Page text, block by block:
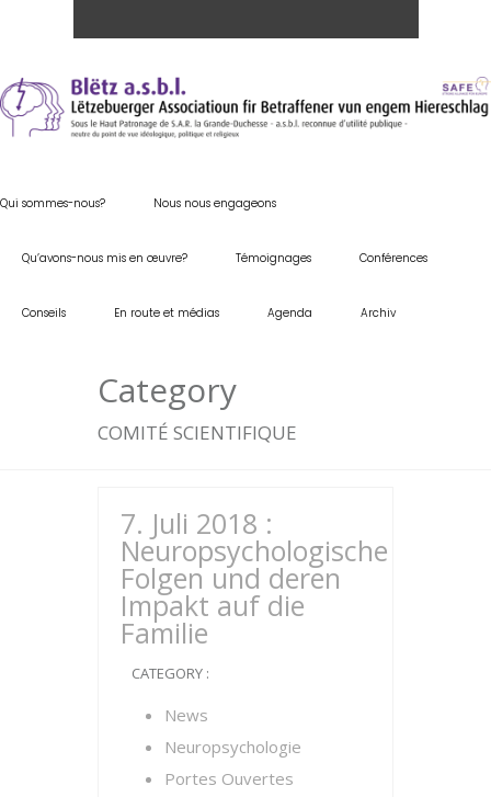
Qui sommes-nous? Nous nous engageons
Qu’avons-nous mis en œuvre? Témoignages Conférences
Conseils En route et médias Agenda Archiv
Category
COMITÉ SCIENTIFIQUE
7. Juli 2018 :
Neuropsychologische
Folgen und deren
Impakt auf die
Familie
CATEGORY :
News
Neuropsychologie
Portes Ouvertes